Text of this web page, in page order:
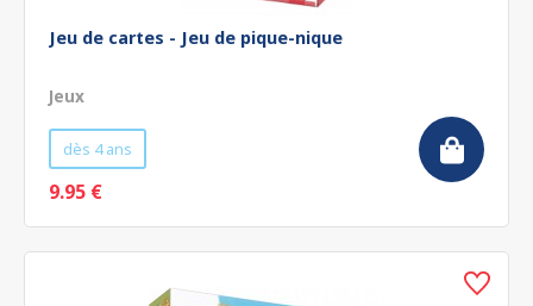
Jeu de cartes - Jeu de pique-nique
Jeux
dès 4 ans
9.95 €